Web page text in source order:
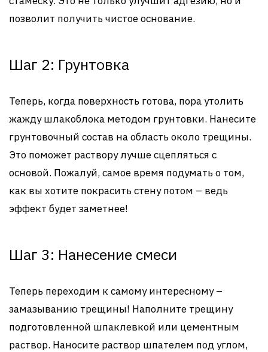
позволит получить чистое основание.
Шаг 2: Грунтовка
Теперь, когда поверхность готова, пора утолить
жажду шлакоблока методом грунтовки. Нанесите
грунтовочный состав на область около трещины.
Это поможет раствору лучше сцепляться с
основой. Пожалуй, самое время подумать о том,
как вы хотите покрасить стену потом – ведь
эффект будет заметнее!
Шаг 3: Нанесение смеси
Теперь переходим к самому интересному –
замазыванию трещины! Наполните трещину
подготовленной шпаклевкой или цементным
раствор. Наносите раствор шпателем под углом,